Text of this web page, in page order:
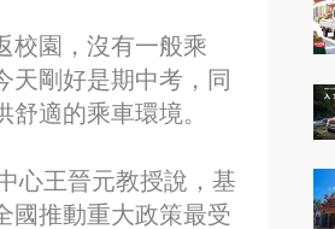
校園，沒有一般乘
天剛好是期中考，同
適的乘車環境。
心王晉元教授說，基
國推動重大政策最受